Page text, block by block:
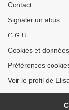
Contact
Signaler un abus
C.G.U.
Cookies et
Préférences
Voir le profil de